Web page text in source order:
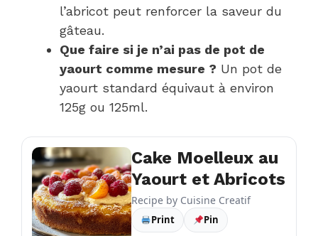
l’abricot peut renforcer la saveur du
gâteau.
Que faire si je n’ai pas de pot de
yaourt comme mesure ? Un pot de
yaourt standard équivaut à environ
125g ou 125ml.
Cake Moelleux au
Yaourt et Abricots
Recipe by Cuisine Creatif
Print Pin